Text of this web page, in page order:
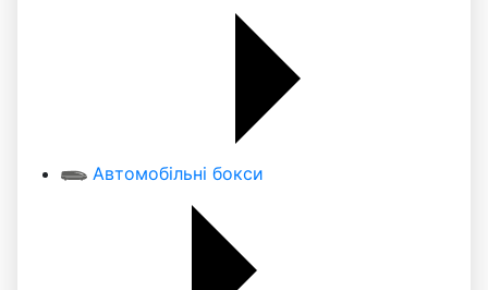
Автомобільні бокси